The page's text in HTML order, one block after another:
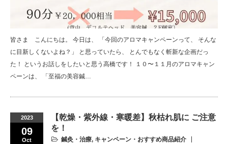
皆さま こんにちは。 今日は、 「今回のアロマキャンペーンって、 そんな
に目新しくないよね？」 と思っていたら、 とんでもなく斬新な企画だっ
た！ というお話しをしたいと思う高橋です！ １０〜１１月のアロマキャン
ペーンは、 「至福の美容鍼…
2023
09
Oct
【乾燥・紫外線・寒暖差】秋枯れ肌に ご注意
を！
鍼灸・治療, キャンペーン・おすすめ商品紹介